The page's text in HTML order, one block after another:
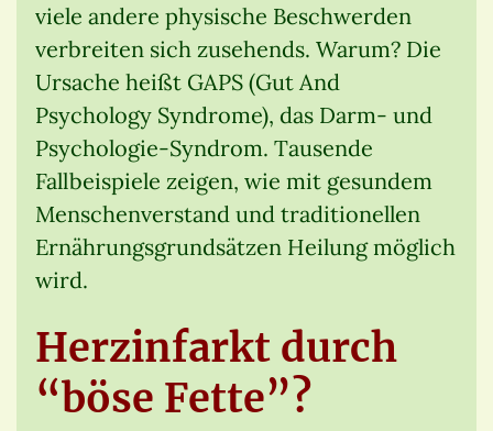
viele andere physische Beschwerden
verbreiten sich zusehends. Warum? Die
Ursache heißt GAPS (Gut And
Psychology Syndrome), das Darm- und
Psychologie-Syndrom. Tausende
Fallbeispiele zeigen, wie mit gesundem
Menschenverstand und traditionellen
Ernährungsgrundsätzen Heilung möglich
wird.
Herzinfarkt durch
“böse Fette”?